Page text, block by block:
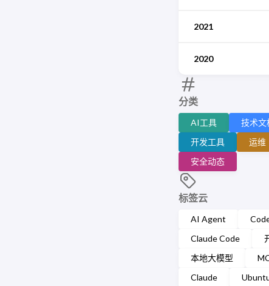
2021
2020
分类
AI工具 技术文
开发工具
运维
安全动态
标签云
AI Agent
Claude Code
本地大模型
Claude